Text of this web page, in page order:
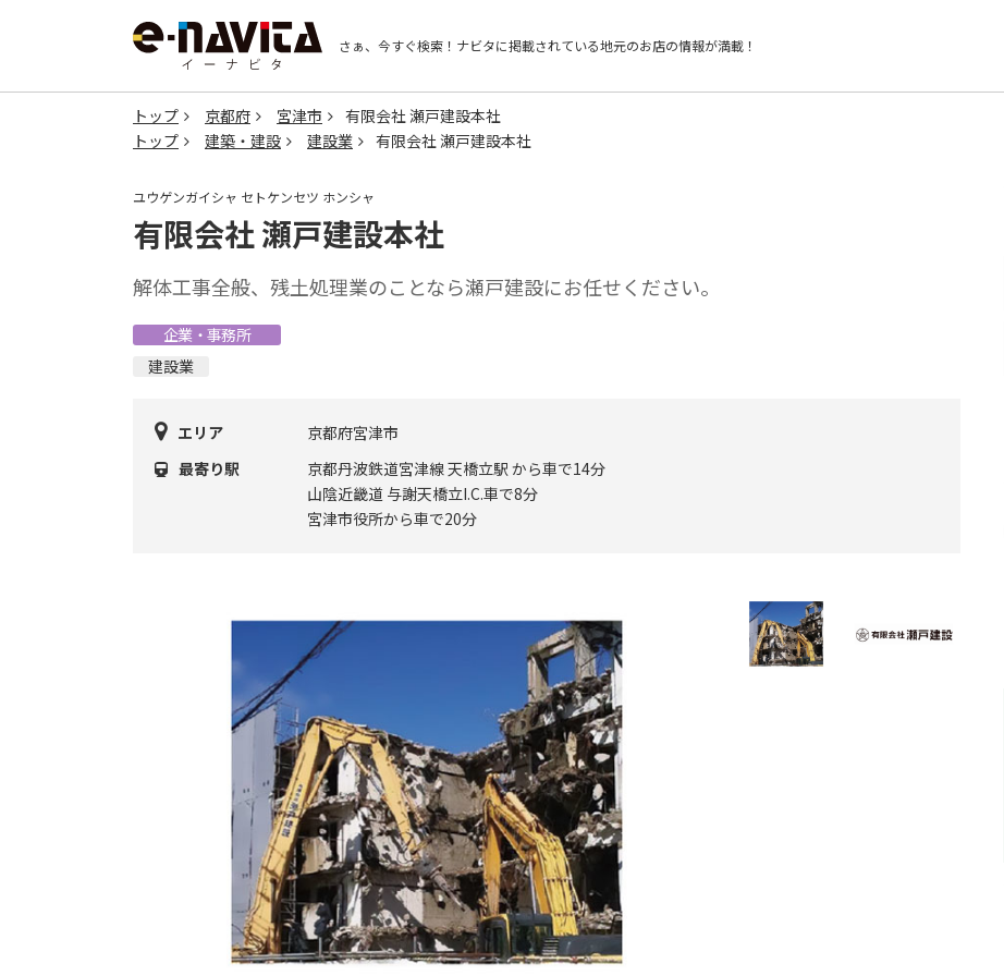
さぁ、今すぐ検索！ ナビタに掲載されている地元のお店の情報が満載！
トップ 京都府 宮津市
有限会社 瀬戸建設本社
トップ
建築・建設 建設業 有限会社 瀬戸建設本社
ユウゲンガイシャ セトケンセツ ホンシャ
有限会社 瀬戸建設本社
解体工事全般、残土処理業のことなら瀬戸建設にお任せください。
企業・事務所
建設業
エリア
京都府宮津市
最寄り駅
京都丹波鉄道宮津線 天橋立駅 から車で14分
山陰近畿道 与謝天橋立I.C.車で8分
宮津市役所から車で20分